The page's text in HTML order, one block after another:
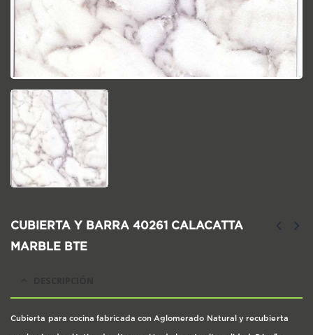
CUBIERTA Y BARRA 40261 CALACATTA
MARBLE BTE
Cubierta para cocina fabricada con Aglomerado Natural y recubierta